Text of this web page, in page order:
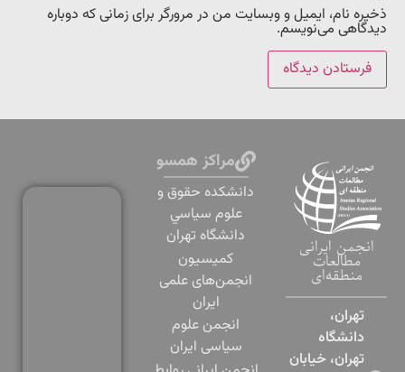
ذخیره نام، ایمیل و وبسایت من در مرورگر برای زمانی که دوباره
دیدگاهی می‌نویسم.
انجمن ایرانی
مطالعات
منطقه‌ای
تهران،
دانشگاه
تهران، خیابان
مراکز همسو
دانشكده حقوق و
علوم سياسي
دانشگاه تهران
کمیسیون
انجمن‌های علمی
ایران
انجمن علوم
سیاسی ایران